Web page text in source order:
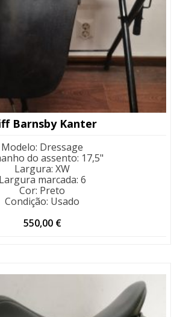
Barnsby Kanter
Modelo: Dressage
do assento: 17,5"
Largura: XW
Largura marcada: 6
Cor: Preto
Condição: Usado
550,00 €